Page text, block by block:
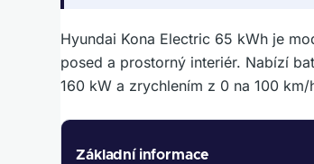
Hyundai Kona Electric 65 kWh je
posed a prostorný interiér. Nabízí
160 kW a zrychlením z 0 na 100
Základní informace